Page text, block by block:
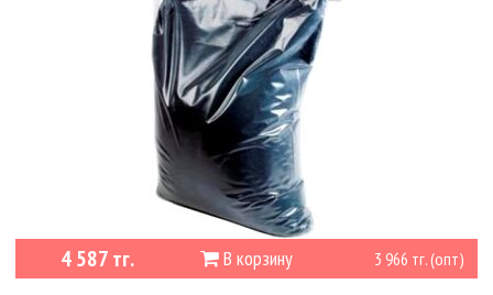
В корзину
4 587 тг. 3 966 тг. (опт)